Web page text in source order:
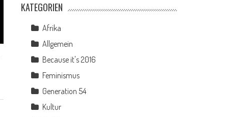
KATEGORIEN
Afrika
Allgemein
Because it's 2016
Feminismus
Generation 54
Kultur